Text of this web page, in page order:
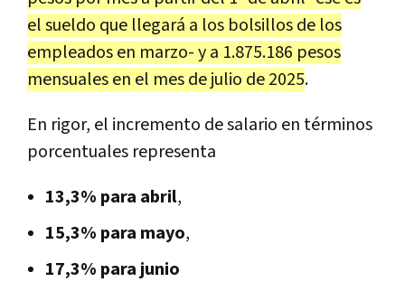
el sueldo que llegará a los bolsillos de los
empleados en marzo- y a 1.875.186 pesos
mensuales en el mes de julio de 2025.
En rigor, el incremento de salario en términos
porcentuales representa
13,3% para abril,
15,3% para mayo,
17,3% para junio